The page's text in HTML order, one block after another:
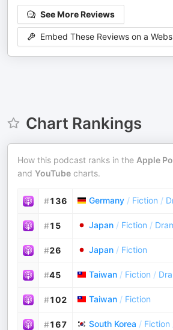
See More Reviews
Embed These Reviews on a
Chart Rankings
How this podcast ranks in the Apple
and YouTube charts.
#136 Germany / Fiction /
#15 Japan / Fiction /
#26 Japan / Fiction
#45 Taiwan / Fiction /
#102 Taiwan / Fiction
#167 South Korea / Fiction